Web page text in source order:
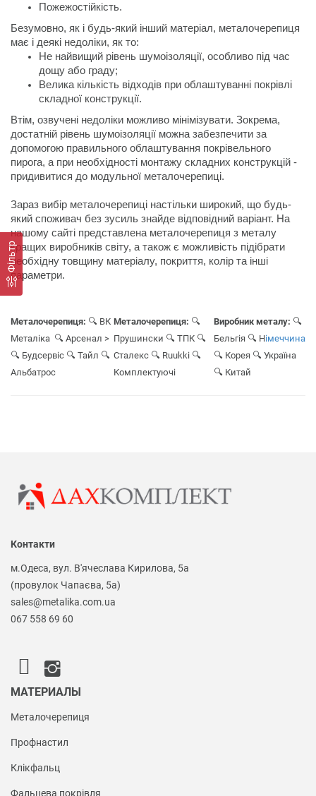
Фільтр
Пожежостійкість.
Безумовно, як і будь-який інший матеріал, металочерепиця
має і деякі недоліки, як то:
Не найвищий рівень шумоізоляції, особливо під час
Велика кількість відходів при облаштуванні покрівлі
Втім, озвучені недоліки можливо мінімізувати. Зокрема,
достатній рівень шумоізоляції можна забезпечити за
допомогою правильного облаштування покрівельного
пирога, а при необхідності монтажу складних конструкцій -
придивитися до модульної металочерепиці.
Зараз вибір металочерепиці настільки широкий, що будь-
який споживач без зусиль знайде відповідний варіант. На
нашому сайті представлена металочерепиця з металу
кращих виробників світу, а також є можливість підібрати
необхідну товщину матеріалу, покриття, колір та інші
Металочерепиця: 🔍 ВК
Металіка 🔍 Арсенал >
🔍 Будсервіс 🔍 Тайл 🔍
Альбатрос
Металочерепиця: 🔍
Прушински 🔍 ТПК 🔍
Сталекс 🔍 Ruukki 🔍
Комплектуючі
Виробник металу: 🔍
Бельгія 🔍 Німеччина
🔍 Корея 🔍 Україна
🔍 Китай
Контакти
м.Одеса, вул. В'ячеслава Кирилова, 5а
(провулок Чапаєва, 5а)
sales@metalika.com.ua
067 558 69 60
МАТЕРИАЛЫ
Металочерепиця
Профнастил
Клікфальц
Фальцева покрівля